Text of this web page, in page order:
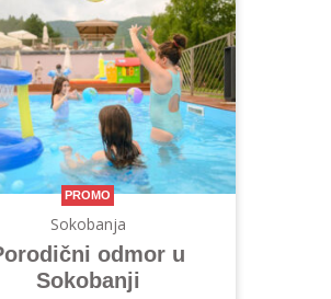
PROMO
Sokobanja
odmor u
Sokobanji